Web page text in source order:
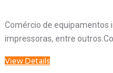
Comércio de
impressoras, entre
View Details